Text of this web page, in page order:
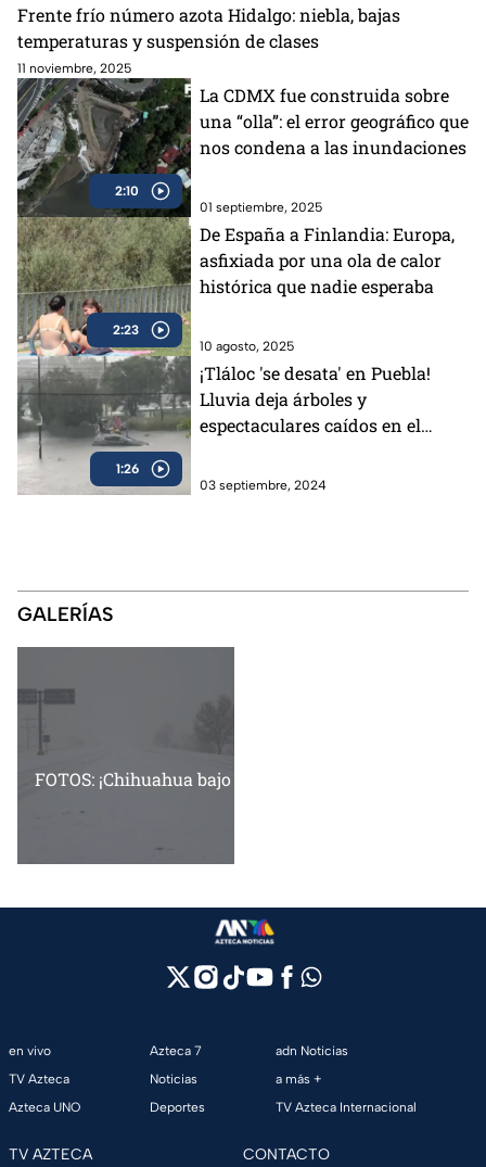
Frente frío número azota Hidalgo: niebla, bajas
temperaturas y suspensión de clases
11 noviembre, 2025
2:10
La CDMX fue construida sobre
una “olla”: el error geográfico que
nos condena a las inundaciones
01 septiembre, 2025
2:23
De España a Finlandia: Europa,
asfixiada por una ola de calor
histórica que nadie esperaba
10 agosto, 2025
1:26
¡Tláloc 'se desata' en Puebla!
Lluvia deja árboles y
espectaculares caídos en el
03 septiembre, 2024
GALERÍAS
FOTOS: ¡Chihuahua bajo la nieve! Más de 20
en vivo
TV Azteca
Azteca UNO
Azteca 7
Noticias
Deportes
adn Noticias
a más +
TV Azteca Internacional
TV AZTECA CONTACTO